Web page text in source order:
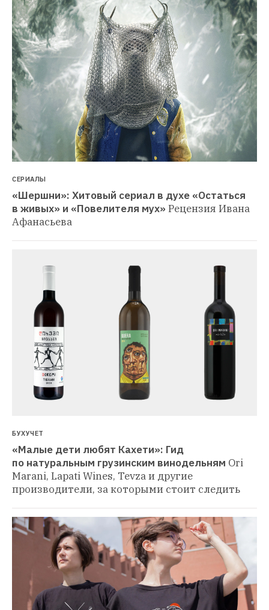
СЕРИАЛЫ
«Шершни»: Хитовый сериал в духе «Остаться
в живых» и «Повелителя мух» Рецензия Ивана
Афанасьева
БУХУЧЕТ
«Малые дети любят Кахети»: Гид
по натуральным грузинским винодельням Ori
Marani, Lapati Wines, Tevza и другие
производители, за которыми стоит следить